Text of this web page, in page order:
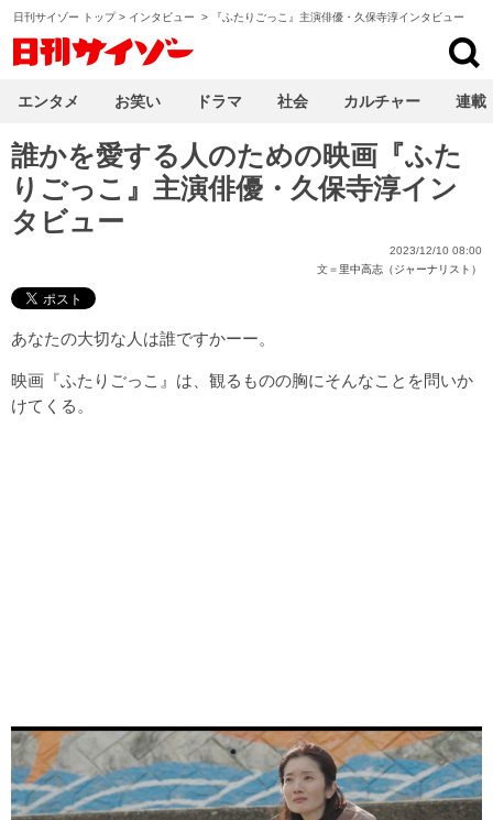
日刊サイゾー トップ> インタビュー > 『ふたりごっこ』主演俳優・久保寺淳インタビュー
誰かを愛する人のための映画『ふた
りごっこ』主演俳優・久保寺淳イン
タビュー
2023/12/10 08:00
文＝ 里中高志（ジャーナリスト）
あなたの大切な人は誰ですかーー。
映画『ふたりごっこ』は、観るものの胸にそんなことを問いか
けてくる。
エンタメ お笑い ドラマ 社会 カルチャー 連載